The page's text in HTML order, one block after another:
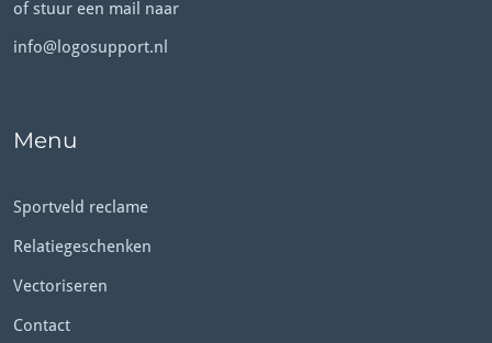
of stuur een mail naar
info@logosupport.nl
Menu
Sportveld reclame
Relatiegeschenken
Vectoriseren
Contact